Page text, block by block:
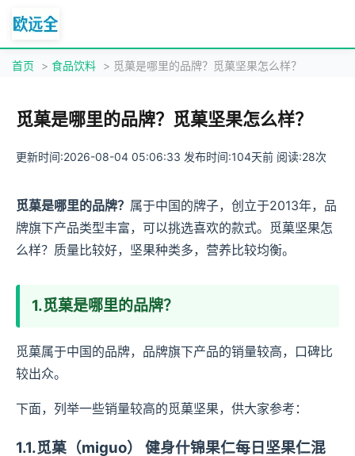
首页 > 食品饮料 > 觅菓是哪里的品牌？觅菓坚果怎么样？
觅菓是哪里的品牌？觅菓坚果怎么样？
更新时间:2026-08-04 05:06:33 发布时间:104天前 阅读:28次
觅菓是哪里的品牌？ 属于中国的牌子，创立于2013年，品
牌旗下产品类型丰富，可以挑选喜欢的款式。觅菓坚果怎
么样？质量比较好，坚果种类多，营养比较均衡。
1.觅菓是哪里的品牌？
觅菓属于中国的品牌，品牌旗下产品的销量较高，口碑比
较出众。
下面，列举一些销量较高的觅菓坚果，供大家参考：
1.1.觅菓（miguo） 健身什锦果仁每日坚果仁混